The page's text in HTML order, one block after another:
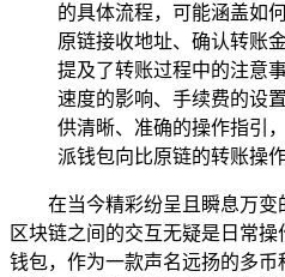
的具体流程，可能涵盖如
原链接收地址、确认转账
提及了转账过程中的注意
速度的影响、手续费的设
供清晰、准确的操作指引
派钱包向比原链的转账操作
在当今精彩纷呈且瞬息万
区块链之间的交互无疑是日常
钱包，作为一款声名远扬的多